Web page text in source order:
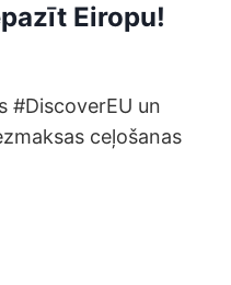
Eiropu!
#DiscoverEU un
ceļošanas